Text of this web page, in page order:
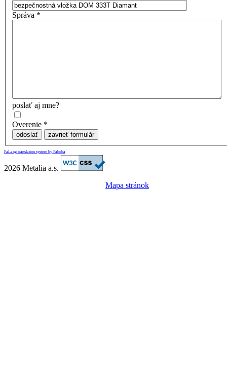
Správa *
poslať aj mne?
Overenie *
odoslať zavrieť formulár
FaLang translation system by Faboba
2026 Metalia a.s.
Mapa stránok